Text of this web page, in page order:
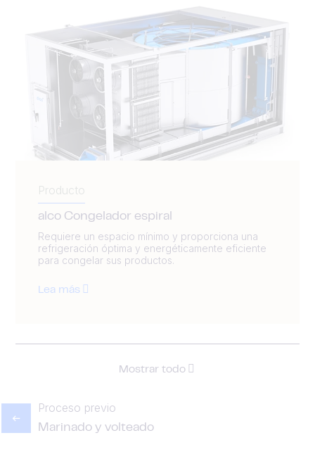
Producto
alco Congelador espiral
Requiere un espacio mínimo y proporciona una
refrigeración óptima y energéticamente eficiente
para congelar sus productos.
Lea más
Mostrar todo
Proceso previo
Marinado y volteado